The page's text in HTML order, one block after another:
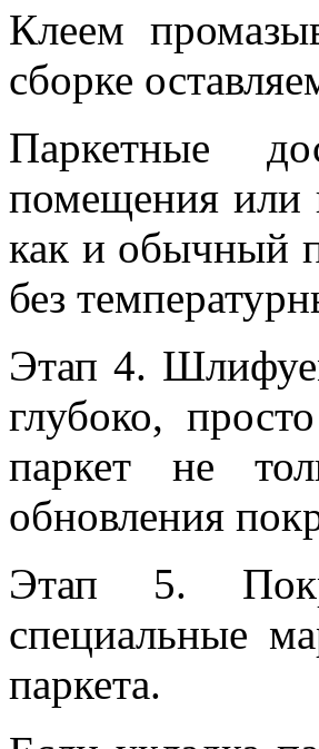
Клеем
сборке
Паркетные
помещения или
как и обычный
без
Этап 4.
глубоко,
паркет не
обновления
Этап 5.
специальные
паркета.